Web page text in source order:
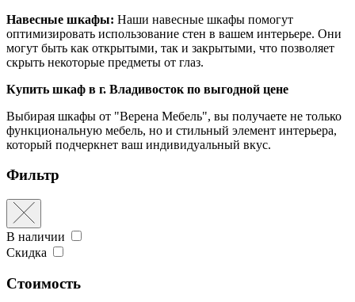
Навесные шкафы: Наши навесные шкафы помогут
оптимизировать использование стен в вашем интерьере. Они
могут быть как открытыми, так и закрытыми, что позволяет
скрыть некоторые предметы от глаз.
Купить шкаф в г. Владивосток по выгодной цене
Выбирая шкафы от "Верена Мебель", вы получаете не только
функциональную мебель, но и стильный элемент интерьера,
который подчеркнет ваш индивидуальный вкус.
Фильтр
В наличии
Скидка
Стоимость